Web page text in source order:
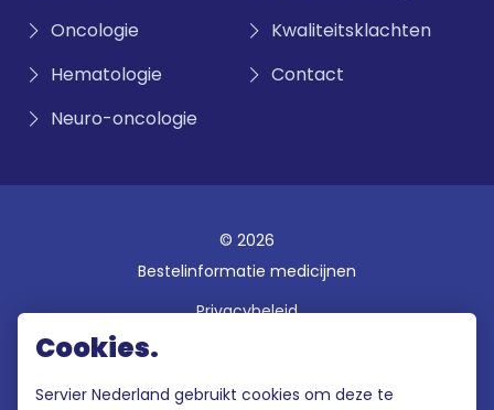
Oncologie
Hematologie
Neuro-oncologie
Kwaliteitsklachten
Contact
© 2026
Bestelinformatie medicijnen
Privacybeleid
Gebruiksvoorwaarden
Cookies.
Servier Nederland gebruikt cookies om deze te